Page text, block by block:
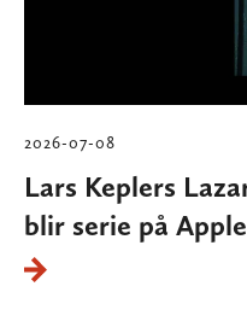
2026-07-08
Lars Keplers
blir serie på